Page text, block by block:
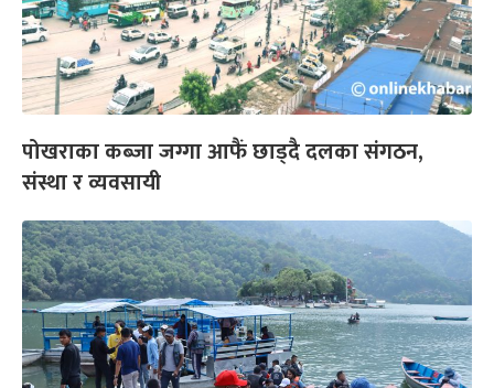
पोखराका कब्जा जग्गा आफैं छाड्दै दलका संगठन,
संस्था र व्यवसायी